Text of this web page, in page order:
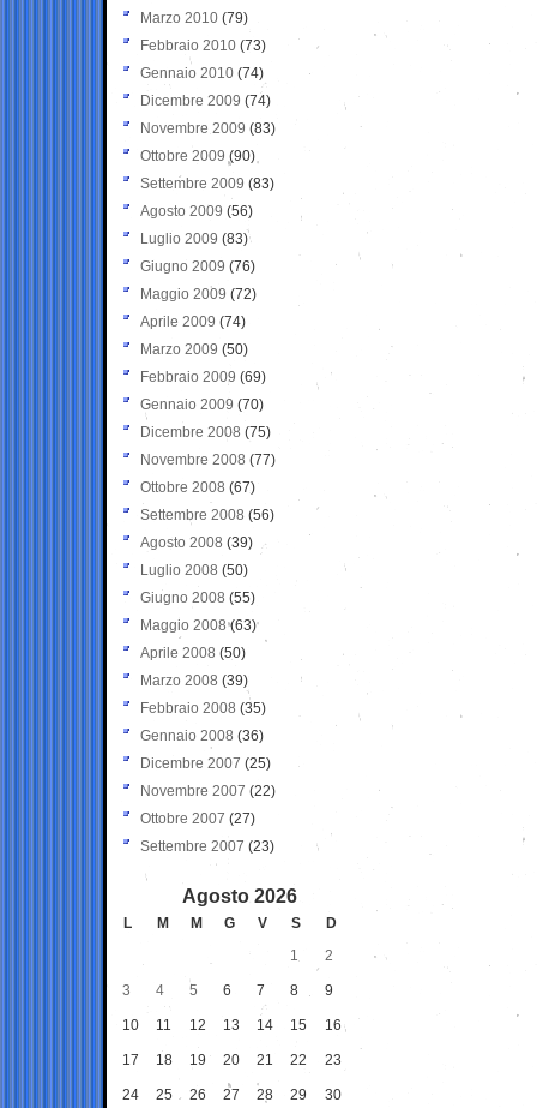
Marzo 2010 (79)
Febbraio 2010 (73)
Gennaio 2010 (74)
Dicembre 2009 (74)
Novembre 2009 (83)
Ottobre 2009 (90)
Settembre 2009 (83)
Agosto 2009 (56)
Luglio 2009 (83)
Giugno 2009 (76)
Maggio 2009 (72)
Aprile 2009 (74)
Marzo 2009 (50)
Febbraio 2009 (69)
Gennaio 2009 (70)
Dicembre 2008 (75)
Novembre 2008 (77)
Ottobre 2008 (67)
Settembre 2008 (56)
Agosto 2008 (39)
Luglio 2008 (50)
Giugno 2008 (55)
Maggio 2008(63)
Aprile 2008 (50)
Marzo 2008 (39)
Febbraio 2008 (35)
Gennaio 2008 (36)
Dicembre 2007 (25)
Novembre 2007 (22)
Ottobre 2007 (27)
Settembre 2007 (23)
Agosto 2026
L M M G V S
D
1
2
3 4 5 6 7 8 9
10 11 12 13 14 15 16
17 18 19 20 21 22 23
24 25 26 27 28 29 30